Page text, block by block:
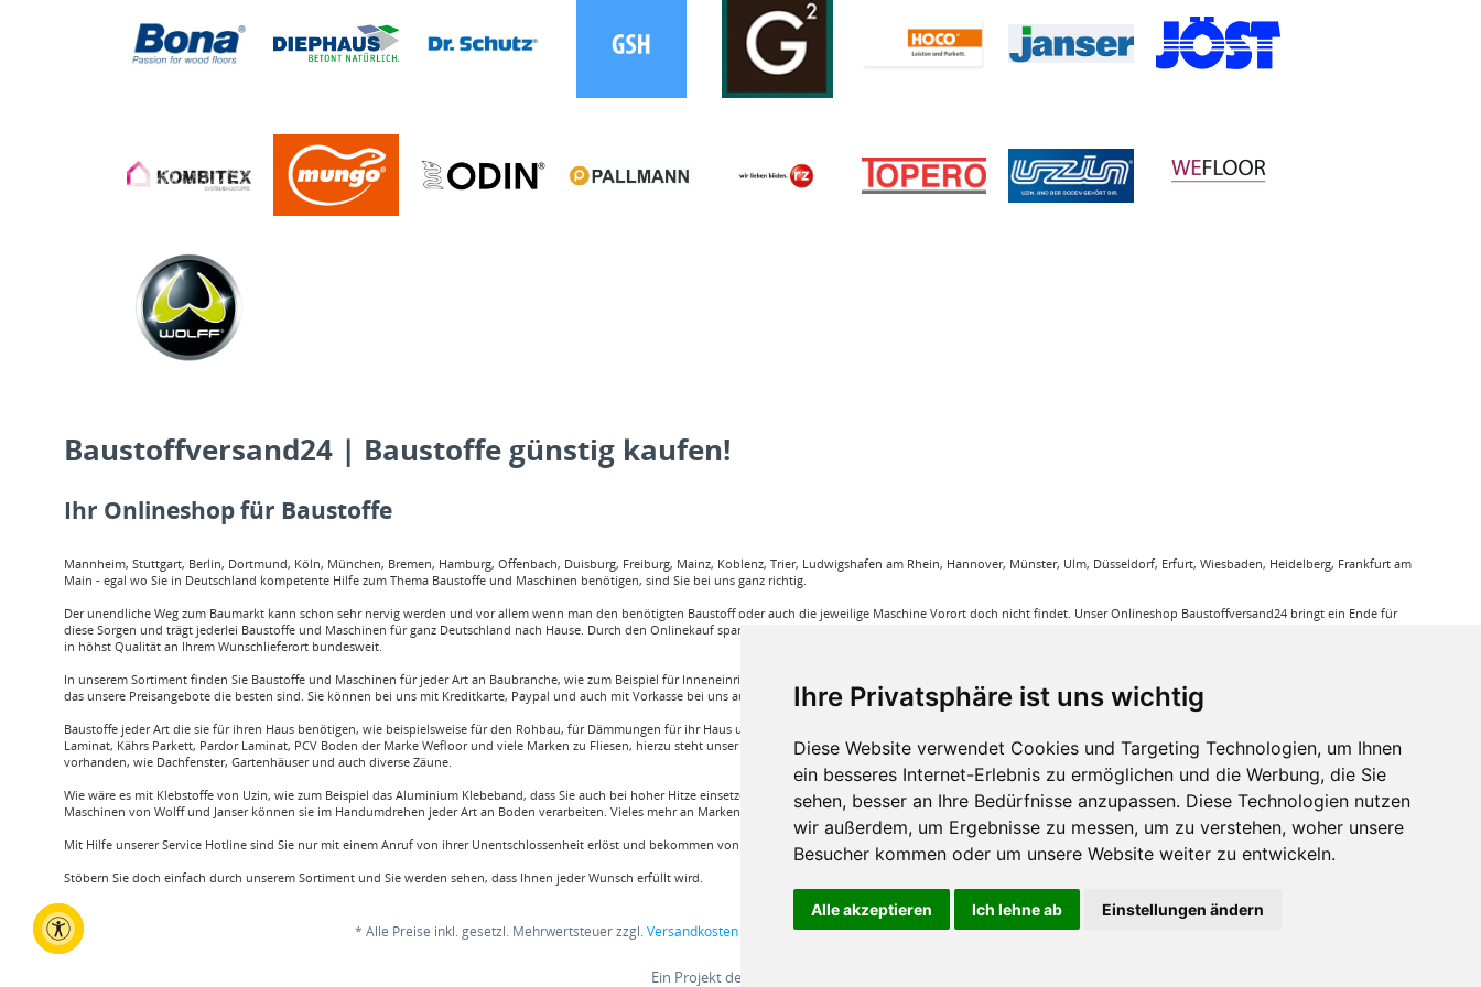
Ihre Privatsphäre ist uns wichtig
Diese Website verwendet Cookies und Targeting Technologien, um Ihnen
ein besseres Internet-Erlebnis zu ermöglichen und die Werbung, die Sie
sehen, besser an Ihre Bedürfnisse anzupassen. Diese Technologien nutzen
wir außerdem, um Ergebnisse zu messen, um zu verstehen, woher unsere
Besucher kommen oder um unsere Website weiter zu entwickeln.
Alle akzeptieren Ich lehne ab Einstellungen ändern
Baustoffversand24 | Baustoffe günstig kaufen!
Ihr Onlineshop für Baustoffe
Mannheim, Stuttgart, Berlin, Dortmund, Köln, München, Bremen, Hamburg, Offenbach, Duisburg, Freiburg, Mainz, Koblenz, Trier, Ludwigshafen am Rhein, Hannover, Münster, Ulm, Düsseldorf, Erfurt, Wiesbaden, Heidelberg, Frankfurt am
Main - egal wo Sie in Deutschland kompetente Hilfe zum Thema Baustoffe und Maschinen benötigen, sind Sie bei uns ganz richtig.
Der unendliche Weg zum Baumarkt kann schon sehr nervig werden und vor allem wenn man den benötigten Baustoff oder auch die jeweilige Maschine Vorort doch nicht findet. Unser Onlineshop Baustoffversand24 bringt ein Ende für
diese Sorgen und trägt jederlei Baustoffe und Maschinen für ganz Deutschland nach Hause. Durch den Onlinekauf spart man sehr viel Zeit und körperliche Anstrengung. Sie bestellen bequem online und wir liefern die jeweiligen Produkte
in höhst Qualität an Ihrem Wunschlieferort bundesweit.
In unserem Sortiment finden Sie Baustoffe und Maschinen für jeder Art an Baubranche, wie zum Beispiel für Inneneinrichtung, Böden und viele weitere. Wir garantieren Ihnen bei unseren Produkten den Triefpreis, Sie können sicher sein
das unsere Preisangebote die besten sind. Sie können bei uns mit Kreditkarte, Paypal und auch mit Vorkasse bei uns auf Rechnung Baustoffe kaufen.
Baustoffe jeder Art die sie für ihren Haus benötigen, wie beispielsweise für den Rohbau, für Dämmungen für ihr Haus und für den Innenausbau. Wir führen Außerdem eine große Auswahl an Bodenbelägen wie GUNREBEN Parkett, JOKA
Laminat, Kährs Parkett, Pardor Laminat, PCV Boden der Marke Wefloor und viele Marken zu Fliesen, hierzu steht unser Service Team aus Fachprofis zur Hilfe bereit. Baustoffe für den Außenbereich haben wir ebenso in unserem Sortiment
vorhanden, wie Dachfenster, Gartenhäuser und auch diverse Zäune.
Wie wäre es mit Klebstoffe von Uzin, wie zum Beispiel das Aluminium Klebeband, dass Sie auch bei hoher Hitze einsetzen können oder auch ein Klebstoff von Bona, dass für verkleben von Massivholzdielen in Einsatz kommt. Mit den
Maschinen von Wolff und Janser können sie im Handumdrehen jeder Art an Boden verarbeiten. Vieles mehr an Marken und Artikel nur bei uns im Onlineshop!
Mit Hilfe unserer Service Hotline sind Sie nur mit einem Anruf von ihrer Unentschlossenheit erlöst und bekommen von einem Fachprofi die beste Produktwahl die für sie relevant ist.
Stöbern Sie doch einfach durch unserem Sortiment und Sie werden sehen, dass Ihnen jeder Wunsch erfüllt wird.
* Alle Preise inkl. gesetzl. Mehrwertsteuer zzgl.Versandkostenund ggf. Nachnahmegebühren, wenn nicht anders beschrieben
Ein Projekt der